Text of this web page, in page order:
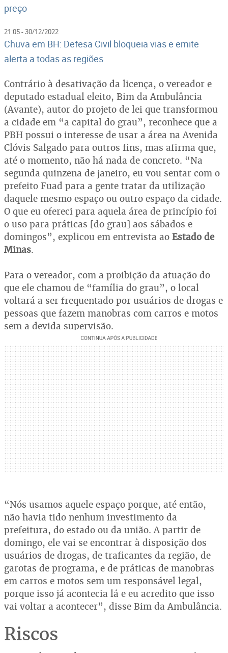
preço
21:05 - 30/12/2022
Chuva em BH: Defesa Civil bloqueia vias e emite
alerta a todas as regiões
Contrário à desativação da licença, o vereador e
deputado estadual eleito, Bim da Ambulância
(Avante), autor do projeto de lei que transformou
a cidade em “a capital do grau”, reconhece que a
PBH possui o interesse de usar a área na Avenida
Clóvis Salgado para outros fins, mas afirma que,
até o momento, não há nada de concreto. “Na
segunda quinzena de janeiro, eu vou sentar com o
prefeito Fuad para a gente tratar da utilização
daquele mesmo espaço ou outro espaço da cidade.
O que eu ofereci para aquela área de princípio foi
o uso para práticas [do grau] aos sábados e
domingos”, explicou em entrevista ao Estado de
Minas.
Para o vereador, com a proibição da atuação do
que ele chamou de “família do grau”, o local
voltará a ser frequentado por usuários de drogas e
pessoas que fazem manobras com carros e motos
sem a devida supervisão.
“Nós usamos aquele espaço porque, até então,
não havia tido nenhum investimento da
prefeitura, do estado ou da união. A partir de
domingo, ele vai se encontrar à disposição dos
usuários de drogas, de traficantes da região, de
garotas de programa, e de práticas de manobras
em carros e motos sem um responsável legal,
porque isso já acontecia lá e eu acredito que isso
vai voltar a acontecer”, disse Bim da Ambulância.
Riscos